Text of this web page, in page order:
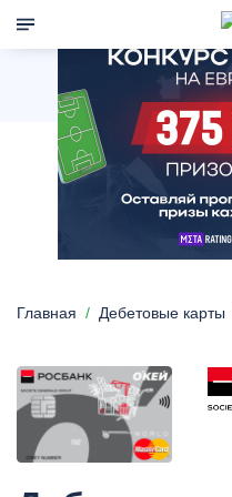
Главная Дебетовые карты